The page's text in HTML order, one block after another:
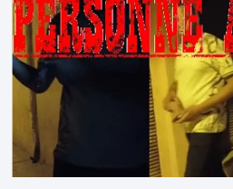
بما فيها فروع البيولوجيا والكيمياء،
والمتفجرات، وكذا الآثار الرقمية
المنظمة الأمريكية للاعتماد